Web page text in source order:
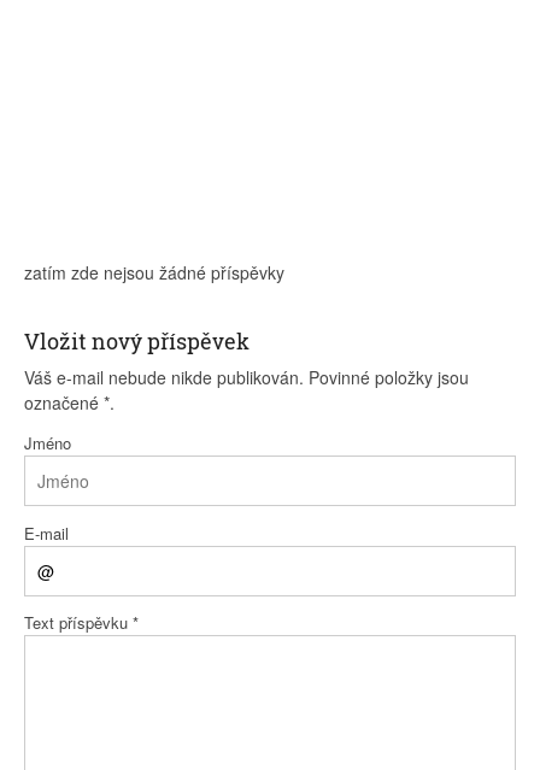
zatím zde nejsou žádné příspěvky
Vložit nový příspěvek
Váš e-mail nebude nikde publikován. Povinné položky jsou
označené *.
Jméno
E-mail
Text příspěvku *